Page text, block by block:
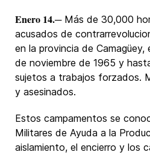
Enero 14.─ Más de 30,000
acusados de
en la provincia de Camagüey,
de noviembre de 1965 y
sujetos a trabajos forzados.
y asesinados.
Estos campamentos se
Militares de Ayuda a la
aislamiento, el encierro y los